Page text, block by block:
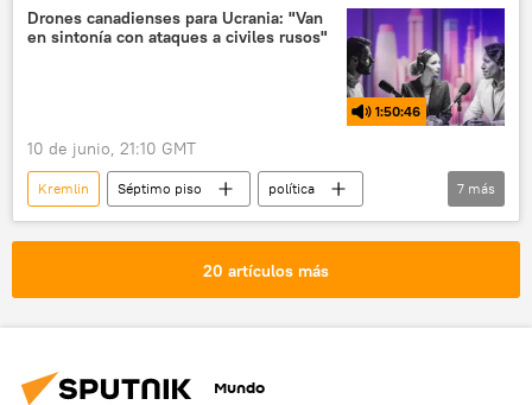
🛡️ Zonas de conflicto
📰 Escalada entre EEUU, Israel e Irán
Drones canadienses para Ucrania: "Van
en sintonía con ataques a civiles rusos"
1:50:46
10 de junio, 21:10 GMT
Kremlin Séptimo piso
política
seguridad
María Zajárova
Irán
Base Aérea de Balad (Irak)
7 más
20 artículos más
Mundo